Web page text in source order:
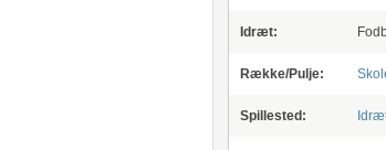
Idræt:
Række/Pulje:
Spillested: